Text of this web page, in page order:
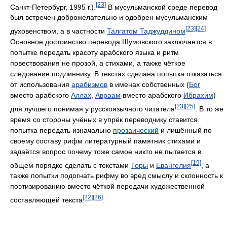
Санкт-Петербург, 1995 г.). [23] В мусульманской среде перевод
был встречен доброжелательно и одобрен мусульманским
духовенством, а в частности Талгатом Таджуддином [23] [24]
Основное достоинство перевода Шумовского заключается в
попытке передать красоту арабского языка и ритм
повествования не прозой, а стихами, а также чёткое
следование подлиннику. В текстах сделана попытка отказаться
от использования арабизмов в именах собственных (Бог
вместо арабского Аллах Авраам вместо арабского Ибрахим)
для лучшего понимая у русскоязычного читателя[23][25]
. В то же
время со стороны учёных в упрёк переводчику ставится
попытка передать изначально прозаический и лишённый по
своему составу рифм литературный памятник стихами и
задаётся вопрос почему тоже самое никто не пытается в
общем порядке сделать с текстами Торы и Евангелия[19]
, а
также попытки подогнать рифму во вред смыслу и склонность к
поэтизированию вместо чёткой передачи художественной
составляющей текста [22] [26]